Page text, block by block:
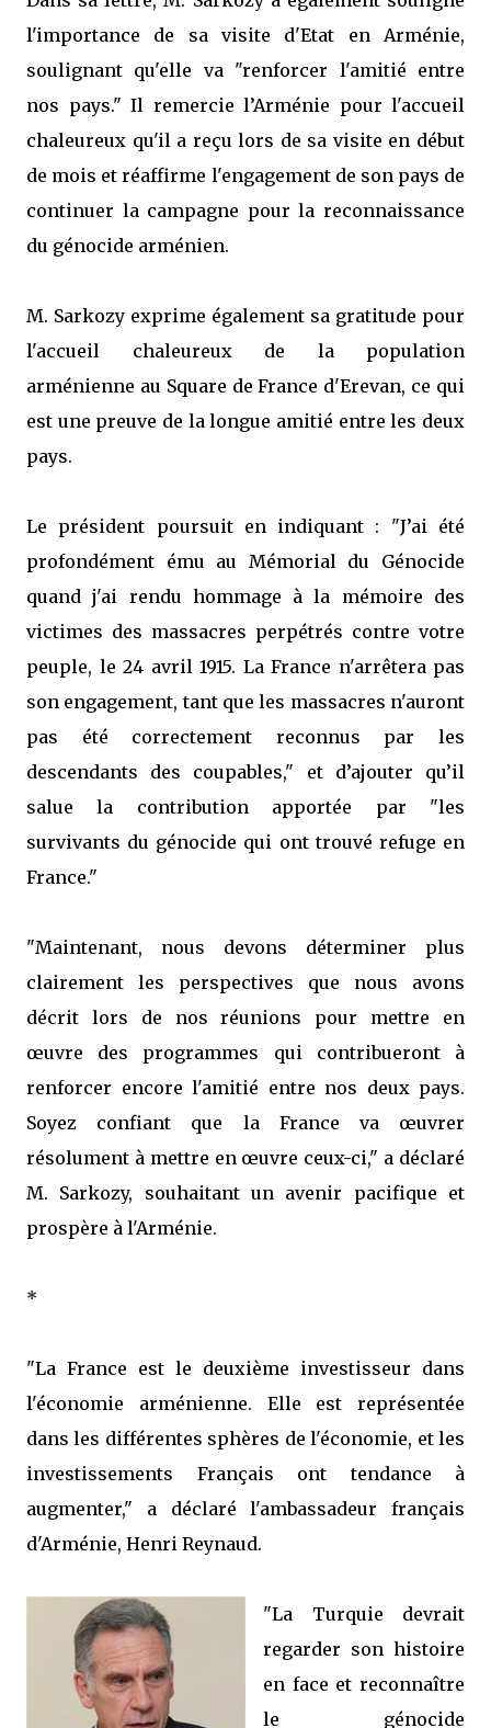
l'importance de sa visite d'Etat en Arménie,
soulignant qu'elle va "renforcer l'amitié entre
nos pays." Il remercie l’Arménie pour l'accueil
chaleureux qu'il a reçu lors de sa visite en début
de mois et réaffirme l'engagement de son pays de
continuer la campagne pour la reconnaissance
du génocide arménien.
M. Sarkozy exprime également sa gratitude pour
l'accueil chaleureux de la population
arménienne au Square de France d'Erevan, ce qui
est une preuve de la longue amitié entre les deux
pays.
Le président poursuit en indiquant : "J’ai été
profondément ému au Mémorial du Génocide
quand j'ai rendu hommage à la mémoire des
victimes des massacres perpétrés contre votre
peuple, le 24 avril 1915. La France n'arrêtera pas
son engagement, tant que les massacres n'auront
pas été correctement reconnus par les
descendants des coupables," et d’ajouter qu’il
salue la contribution apportée par "les
survivants du génocide qui ont trouvé refuge en
France."
"Maintenant, nous devons déterminer plus
clairement les perspectives que nous avons
décrit lors de nos réunions pour mettre en
œuvre des programmes qui contribueront à
renforcer encore l'amitié entre nos deux pays.
Soyez confiant que la France va œuvrer
résolument à mettre en œuvre ceux-ci," a déclaré
M. Sarkozy, souhaitant un avenir pacifique et
prospère à l'Arménie.
*
"La France est le deuxième investisseur dans
l'économie arménienne. Elle est représentée
dans les différentes sphères de l'économie, et les
investissements Français ont tendance à
augmenter," a déclaré l'ambassadeur français
d'Arménie, Henri Reynaud.
"La Turquie devrait
regarder son histoire
en face et reconnaître
le génocide